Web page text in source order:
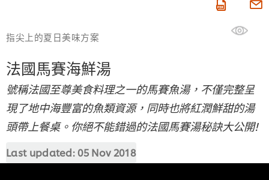
指尖上的夏日美味方案
法國馬賽海鮮湯
號稱法國至尊美食料理之一的馬賽魚湯，不僅完整呈
現了地中海豐富的魚類資源，同時也將紅潤鮮甜的湯
頭帶上餐桌。你絕不能錯過的法國馬賽湯秘訣大公開!
Last updated:05 Nov 2018